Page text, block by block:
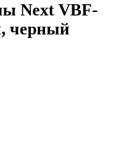
Next VBF-
черный